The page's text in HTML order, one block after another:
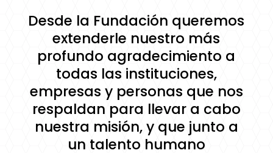
Desde la Fundación queremos
extenderle nuestro más
profundo agradecimiento a
todas las instituciones,
empresas y personas que nos
respaldan para llevar a cabo
nuestra misión, y que junto a
un talento humano